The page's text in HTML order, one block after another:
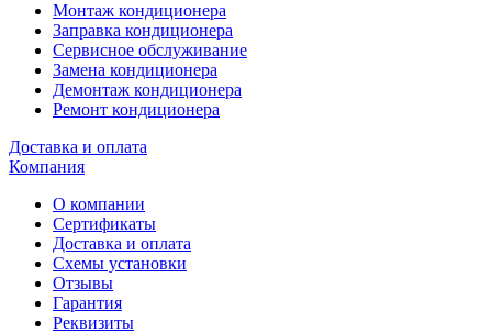
Монтаж кондиционера
Заправка кондиционера
Сервисное обслуживание
Замена кондиционера
Демонтаж кондиционера
Ремонт кондиционера
Доставка и оплата
Компания
О компании
Сертификаты
Доставка и оплата
Схемы установки
Отзывы
Гарантия
Реквизиты